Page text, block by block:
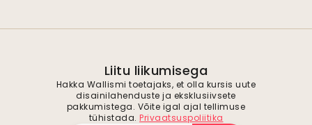
Liitu liikumisega
Hakka Wallismi toetajaks, et olla kursis uute
disainilahenduste ja eksklusiivsete
pakkumistega. Võite igal ajal tellimuse
tühistada. Privaatsuspoliitika